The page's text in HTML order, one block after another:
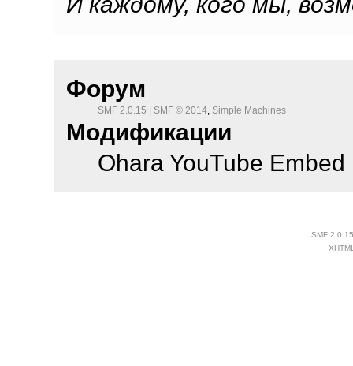
Форум
SMF 2.0.15 | SMF © 2014, Simple Machines
Модификации
Ohara YouTube
SMF 2.0.15